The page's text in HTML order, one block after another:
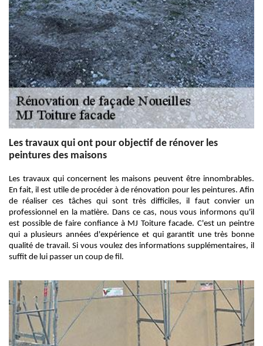
Les travaux qui ont pour objectif de rénover les
peintures des maisons
Les travaux qui concernent les maisons peuvent être innombrables.
En fait, il est utile de procéder à de rénovation pour les peintures. Afin
de réaliser ces tâches qui sont très difficiles, il faut convier un
professionnel en la matière. Dans ce cas, nous vous informons qu'il
est possible de faire confiance à MJ Toiture facade. C'est un peintre
qui a plusieurs années d'expérience et qui garantit une très bonne
qualité de travail. Si vous voulez des informations supplémentaires, il
suffit de lui passer un coup de fil.